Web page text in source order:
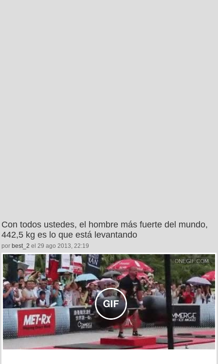
Con todos ustedes, el hombre más fuerte del mundo,
442,5 kg es lo que está levantando
por best_2 el 29 ago 2013, 22:19